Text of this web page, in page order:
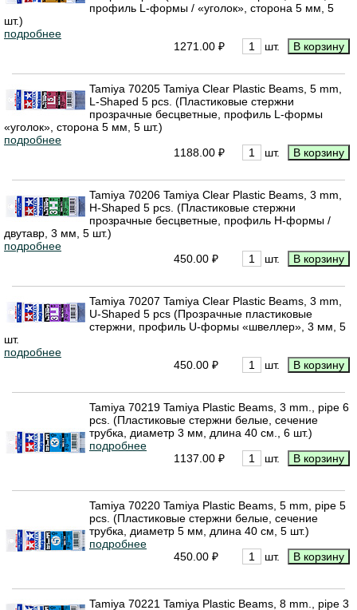
профиль L-формы / «уголок», сторона 5 мм, 5
шт.)
подробнее
1271.00 ₽
шт.
Tamiya 70205 Tamiya Clear Plastic Beams, 5 mm,
L-Shaped 5 pcs. (Пластиковые стержни
прозрачные бесцветные, профиль L-формы
«уголок», сторона 5 мм, 5 шт.)
подробнее
1188.00 ₽
шт.
Tamiya 70206 Tamiya Clear Plastic Beams, 3 mm,
H-Shaped 5 pcs. (Пластиковые стержни
прозрачные бесцветные, профиль H-формы /
двутавр, 3 мм, 5 шт.)
подробнее
450.00 ₽
шт.
Tamiya 70207 Tamiya Clear Plastic Beams, 3 mm,
U-Shaped 5 pcs (Прозрачные пластиковые
стержни, профиль U-формы «швеллер», 3 мм, 5
шт.
подробнее
450.00 ₽
шт.
Tamiya 70219 Tamiya Plastic Beams, 3 mm., pipe 6
pcs. (Пластиковые стержни белые, сечение
трубка, диаметр 3 мм, длина 40 см., 6 шт.)
подробнее
1137.00 ₽
шт.
Tamiya 70220 Tamiya Plastic Beams, 5 mm, pipe 5
pcs. (Пластиковые стержни белые, сечение
трубка, диаметр 5 мм, длина 40 см, 5 шт.)
подробнее
450.00 ₽
шт.
Tamiya 70221 Tamiya Plastic Beams, 8 mm., pipe 3